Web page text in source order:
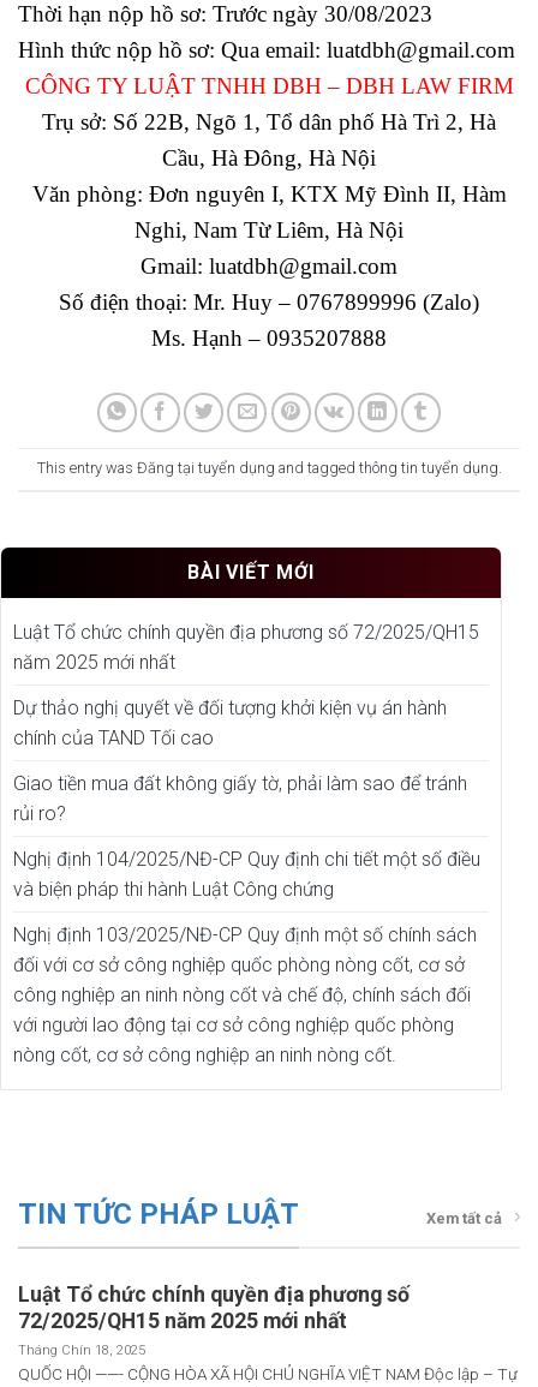
Thời hạn nộp hồ sơ: Trước ngày 30/08/2023
Hình thức nộp hồ sơ: Qua email: luatdbh@gmail.com
CÔNG TY LUẬT TNHH DBH – DBH LAW FIRM
Trụ sở: Số 22B, Ngõ 1, Tổ dân phố Hà Trì 2, Hà
Cầu, Hà Đông, Hà Nội
Văn phòng: Đơn nguyên I, KTX Mỹ Đình II, Hàm
Nghi, Nam Từ Liêm, Hà Nội
Gmail: luatdbh@gmail.com
Số điện thoại: Mr. Huy – 0767899996 (Zalo)
Ms. Hạnh – 0935207888
This entry was Đăng tại tuyển dụng and tagged thông tin tuyển dụng.
BÀI VIẾT MỚI
Luật Tổ chức chính quyền địa phương số 72/2025/QH15
năm 2025 mới nhất
Dự thảo nghị quyết về đối tượng khởi kiện vụ án hành
chính của TAND Tối cao
Giao tiền mua đất không giấy tờ, phải làm sao để tránh
rủi ro?
Nghị định 104/2025/NĐ-CP Quy định chi tiết một số điều
và biện pháp thi hành Luật Công chứng
Nghị định 103/2025/NĐ-CP Quy định một số chính sách
đối với cơ sở công nghiệp quốc phòng nòng cốt, cơ sở
công nghiệp an ninh nòng cốt và chế độ, chính sách đối
với người lao động tại cơ sở công nghiệp quốc phòng
nòng cốt, cơ sở công nghiệp an ninh nòng cốt.
TIN TỨC PHÁP LUẬT Xem tất cả
Luật Tổ chức chính quyền địa phương số
72/2025/QH15 năm 2025 mới nhất
Tháng Chín 18, 2025
QUỐC HỘI ——- CỘNG HÒA XÃ HỘI CHỦ NGHĨA VIỆT NAM Độc lập – Tự